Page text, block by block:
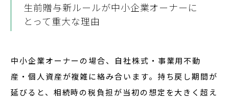
生前贈与新ルールが中小企業オーナーに
とって重大な理由
中小企業オーナーの場合、自社株式・事業用不動
産・個人資産が複雑に絡み合います。持ち戻し期間が
延びると、 相続時の税負担が当初の想定を大きく超え